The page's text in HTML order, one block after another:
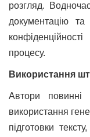
розгляд.
документацію
процесу.
Використання
Автори повинні
використання
підготовки